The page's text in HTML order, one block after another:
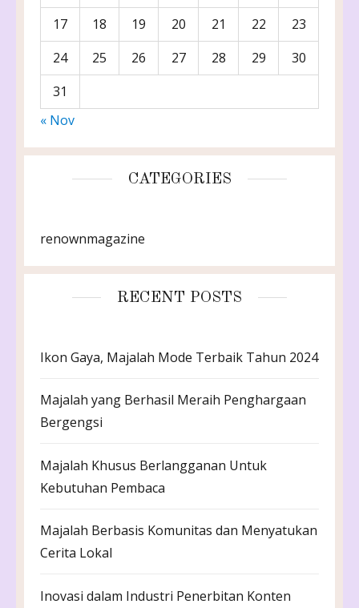
17
18 19 20 21 22
23
24
25 26 27 28 29
30
31
« Nov
CATEGORIES
renownmagazine
RECENT POSTS
Ikon Gaya, Majalah Mode Terbaik Tahun 2024
Majalah yang Berhasil Meraih Penghargaan
Bergengsi
Majalah Khusus Berlangganan Untuk
Kebutuhan Pembaca
Majalah Berbasis Komunitas dan Menyatukan
Cerita Lokal
Inovasi dalam Industri Penerbitan Konten